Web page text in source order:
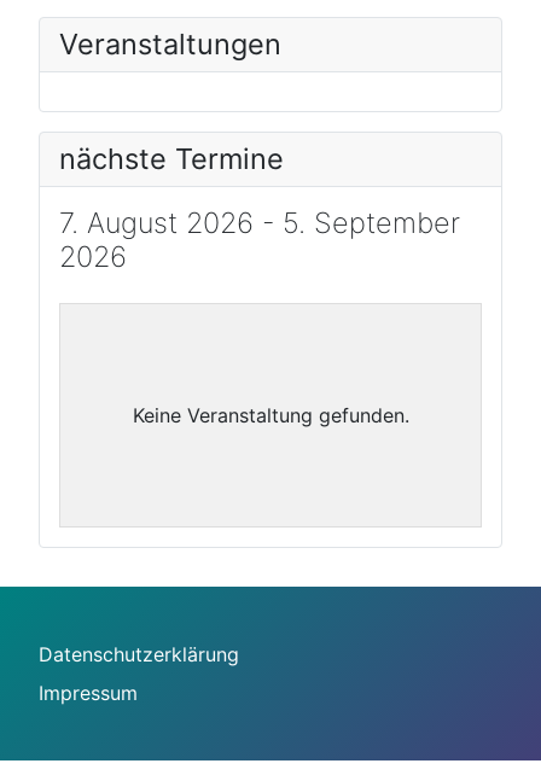
Veranstaltungen
nächste Termine
7. August 2026 - 5. September
2026
Keine Veranstaltung gefunden.
Datenschutzerklärung
Impressum